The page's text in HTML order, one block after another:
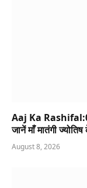
Aaj Ka
जानें माँ मातंगी
August 8, 2026